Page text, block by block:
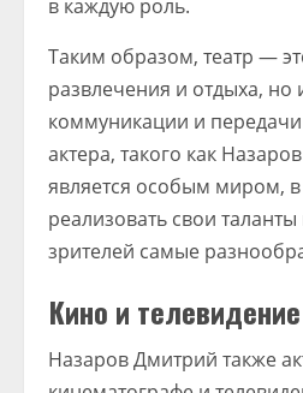
в каждую роль.
Таким образом, театр —
развлечения и отдыха,
коммуникации и
актера, такого как
является особым миром,
реализовать свои
зрителей самые
Кино и телевидение
Назаров Дмитрий также